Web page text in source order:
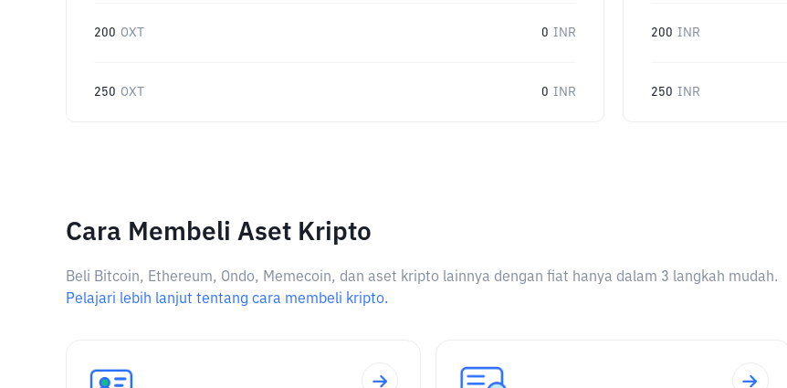
200 OXT 0 INR
250 OXT 0 INR
200 INR
250 INR
Cara Membeli Aset Kripto
Beli Bitcoin, Ethereum, Ondo, Memecoin, dan aset kripto lainnya dengan fiat hanya dalam 3 langkah mudah.
Pelajari lebih lanjut tentang cara membeli kripto.